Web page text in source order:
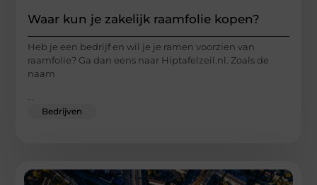
Waar kun je zakelijk raamfolie kopen?
Heb je een bedrijf en wil je je ramen voorzien van
raamfolie? Ga dan eens naar Hiptafelzeil.nl. Zoals de
naam
Bedrijven